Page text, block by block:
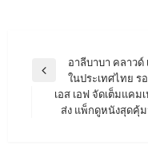
แนะแนว
Previous
อาลีบาบา คลาวด์
ในประเทศไทย ร
Next
เอส เอฟ จัดเต็มแคม
ส่ง แพ็กดูหนังสุดคุ้มจ